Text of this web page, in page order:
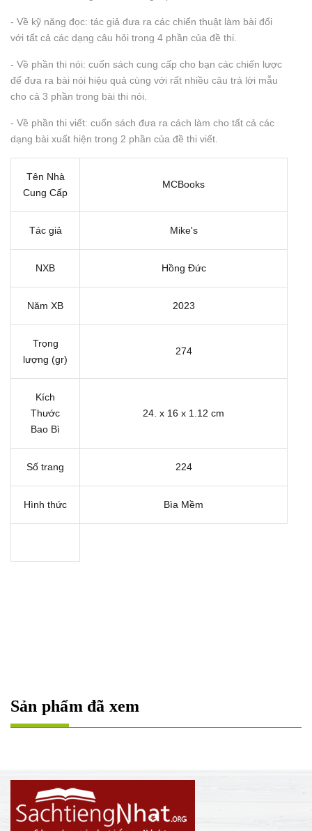
- Về kỹ năng đọc: tác giả đưa ra các chiến thuật làm bài đối
với tất cả các dạng câu hỏi trong 4 phần của đề thi.
- Về phần thi nói: cuốn sách cung cấp cho bạn các chiến lược
để đưa ra bài nói hiệu quả cùng với rất nhiều câu trả lời mẫu
cho cả 3 phần trong bài thi nói.
- Về phần thi viết: cuốn sách đưa ra cách làm cho tất cả các
dạng bài xuất hiện trong 2 phần của đề thi viết.
Tên Nhà
Cung Cấp
MCBooks
Tác giả Mike's
NXB Hồng Đức
Năm XB 2023
Trọng
lượng (gr)
274
Kích
Thước
Bao Bì
24. x 16 x 1.12 cm
Số trang 224
Hình thức Bìa Mềm
Sản phẩm đã xem